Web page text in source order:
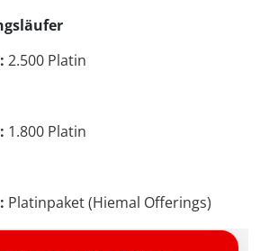
2.500 Platin
1.800 Platin
Platinpaket (Hiemal Offerings)